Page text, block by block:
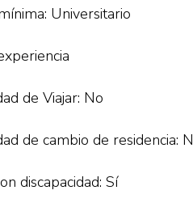
Universitario
de Viajar: No
de cambio de residencia:
discapacidad: Sí